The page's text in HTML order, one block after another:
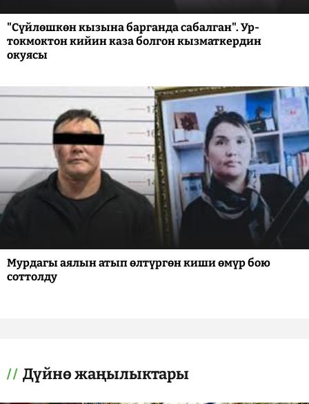
"Сүйлөшкөн кызына барганда сабалган". Ур-
токмоктон кийин каза болгон кызматкердин
окуясы
Мурдагы аялын атып өлтүргөн киши өмүр бою
соттолду
Дүйнө жаңылыктары